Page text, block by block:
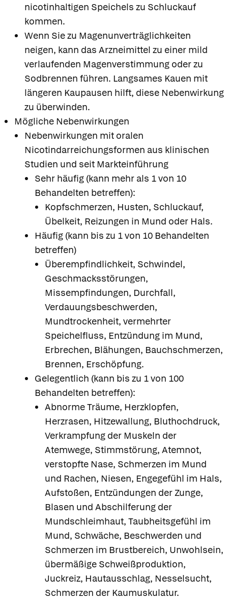
nicotinhaltigen Speichels zu Schluckauf
kommen.
Wenn Sie zu Magenunverträglichkeiten
neigen, kann das Arzneimittel zu einer mild
verlaufenden Magenverstimmung oder zu
Sodbrennen führen. Langsames Kauen mit
längeren Kaupausen hilft, diese Nebenwirkung
zu überwinden.
Mögliche Nebenwirkungen
Nebenwirkungen mit oralen
Nicotindarreichungsformen aus klinischen
Studien und seit Markteinführung
Sehr häufig (kann mehr als 1 von 10
Behandelten betreffen):
Kopfschmerzen, Husten, Schluckauf,
Übelkeit, Reizungen in Mund oder Hals.
Häufig (kann bis zu 1 von 10 Behandelten
betreffen)
Überempfindlichkeit, Schwindel,
Geschmacksstörungen,
Missempfindungen, Durchfall,
Verdauungsbeschwerden,
Mundtrockenheit, vermehrter
Speichelfluss, Entzündung im Mund,
Erbrechen, Blähungen, Bauchschmerzen,
Brennen, Erschöpfung.
Gelegentlich (kann bis zu 1 von 100
Behandelten betreffen):
Abnorme Träume, Herzklopfen,
Herzrasen, Hitzewallung, Bluthochdruck,
Verkrampfung der Muskeln der
Atemwege, Stimmstörung, Atemnot,
verstopfte Nase, Schmerzen im Mund
und Rachen, Niesen, Engegefühl im Hals,
Aufstoßen, Entzündungen der Zunge,
Blasen und Abschilferung der
Mundschleimhaut, Taubheitsgefühl im
Mund, Schwäche, Beschwerden und
Schmerzen im Brustbereich, Unwohlsein,
übermäßige Schweißproduktion,
Juckreiz, Hautausschlag, Nesselsucht,
Schmerzen der Kaumuskulatur.